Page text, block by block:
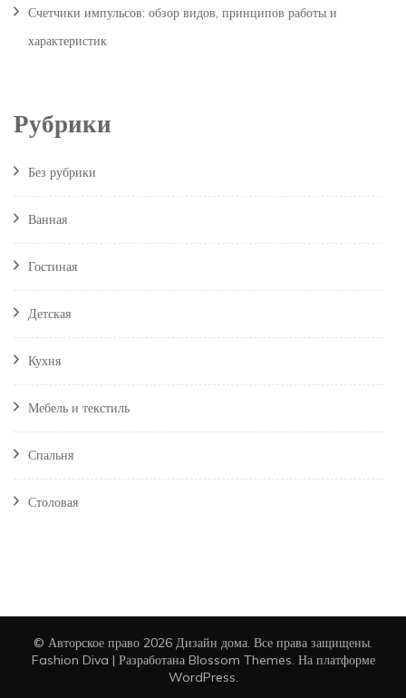
Счетчики импульсов: обзор видов, принципов работы и
характеристик
Рубрики
Без рубрики
Ванная
Гостиная
Детская
Кухня
Мебель и текстиль
Спальня
Столовая
© Авторское право 2026 Дизайн дома. Все права защищены.
Fashion Diva | Разработана Blossom Themes. На платформе
WordPress.